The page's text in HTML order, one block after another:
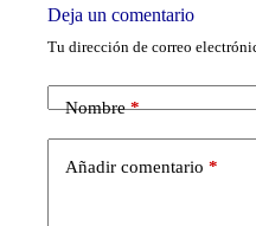
Deja un comentario
Tu dirección de correo
Nombre*
Añadir comentario *